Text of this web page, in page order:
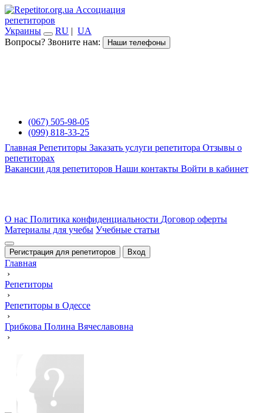
Ассоциация
репетиторов
Украины
RU | UA
Вопросы? Звоните нам:
Наши телефоны
(067) 505-98-05
(099) 818-33-25
Главная Репетиторы Заказать услуги репетитора Отзывы о
репетиторах
Вакансии для репетиторов Наши контакты Войти в кабинет
О нас Политика конфиденциальности Договор оферты
Материалы для учебы Учебные статьи
Регистрация для репетиторов Вход
Главная
›
Репетиторы
›
Репетиторы в Одессе
›
Грибкова Полина Вячеславовна
›